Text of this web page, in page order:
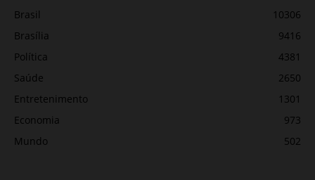
Brasil
10306
Brasília
9416
Política
4381
Saúde
2650
Entretenimento
1301
Economia
973
Mundo
502